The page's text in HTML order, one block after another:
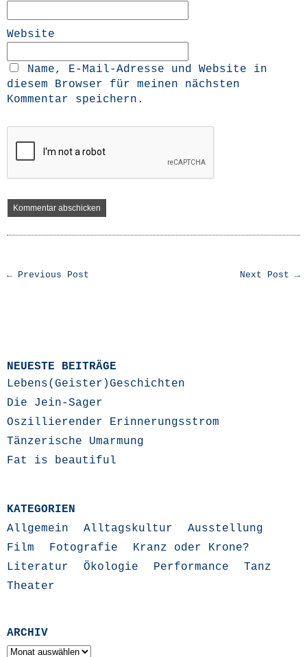
Website
Name, E-Mail-Adresse und Website in
diesem Browser für meinen nächsten
Kommentar speichern.
← Previous Post Next Post →
NEUESTE BEITRÄGE
Lebens(Geister)Geschichten
Die Jein-Sager
Oszillierender Erinnerungsstrom
Tänzerische Umarmung
Fat is beautiful
KATEGORIEN
Allgemein
Alltagskultur
Ausstellung
Film
Fotografie
Kranz oder Krone?
Literatur
Ökologie Performance
Tanz
Theater
ARCHIV
Archiv